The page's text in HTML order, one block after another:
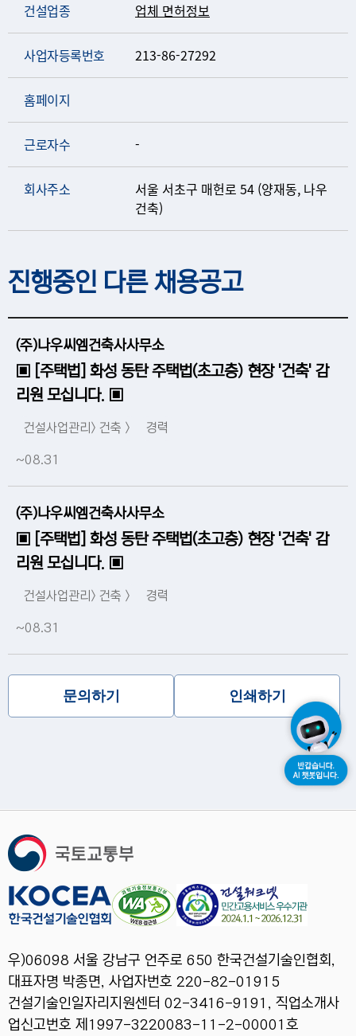
건설업종 업체 면허정보
사업자등록번호 213-86-27292
홈페이지
근로자수 -
회사주소
서울 서초구 매헌로 54 (양재동, 나우
건축)
진행중인 다른 채용공고
(주)나우씨엠건축사사무소
▣ [주택법] 화성 동탄 주택법(초고층) 현장 '건축' 감
리원 모십니다. ▣
건설사업관리> 건축 > 경력
~08.31
(주)나우씨엠건축사사무소
▣ [주택법] 화성 동탄 주택법(초고층) 현장 '건축' 감
리원 모십니다. ▣
건설사업관리> 건축 > 경력
~08.31
문의하기 인쇄하기
우)06098 서울 강남구 언주로 650 한국건설기술인협회,
대표자명 박종면, 사업자번호 220-82-01915
건설기술인일자리지원센터 02-3416-9191, 직업소개사
업신고번호 제1997-3220083-11-2-00001호